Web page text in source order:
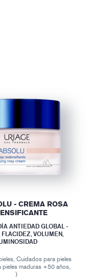
- CREMA ROSA
ANTIEDAD GLOBAL -
VOLUMEN,
Cuidados para pieles
pieles maduras +50 años,
)